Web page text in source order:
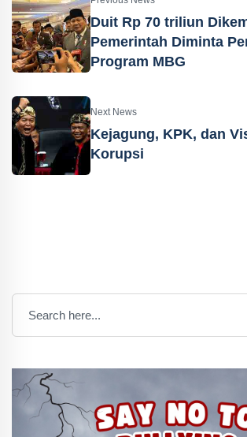
Duit ‎Rp 70 triliun
Pemerintah Diminta
Program MBG
Next News
Kejagung, KPK, dan
Korupsi